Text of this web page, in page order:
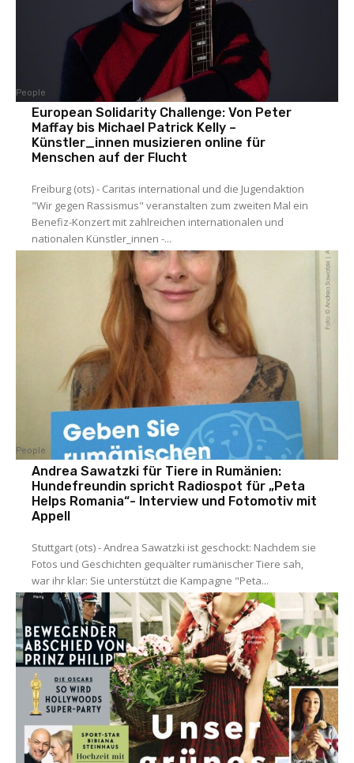
People
European Solidarity Challenge: Von Peter
Maffay bis Michael Patrick Kelly –
Künstler_innen musizieren online für
Menschen auf der Flucht
Freiburg (ots) - Caritas international und die Jugendaktion
"Wir gegen Rassismus" veranstalten zum zweiten Mal ein
Benefiz-Konzert mit zahlreichen internationalen und
nationalen Künstler_innen -...
People
Andrea Sawatzki für Tiere in Rumänien:
Hundefreundin spricht Radiospot für „Peta
Helps Romania“- Interview und Fotomotiv mit
Appell
Stuttgart (ots) - Andrea Sawatzki ist geschockt: Nachdem sie
Fotos und Geschichten gequälter rumänischer Tiere sah,
war ihr klar: Sie unterstützt die Kampagne "Peta...